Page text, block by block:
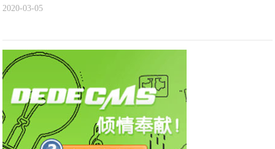
2020-03-05